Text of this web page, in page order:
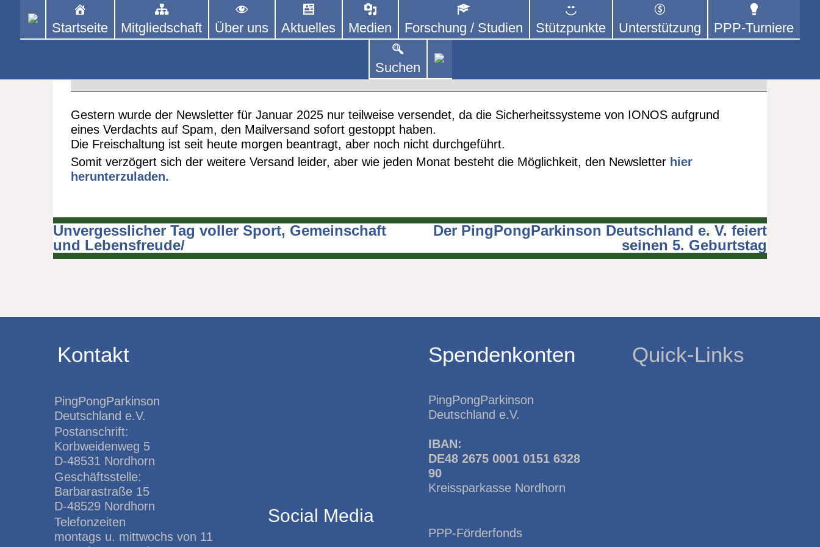
PINGPONGPARKINSON DEUTSCHLAND E. V.
ist der bundesweite Zusammenschluss von kooperierenden Vereinen und Einzelpersonen, der sich – mit dem Mittel
Tischtennis – überwiegend ehrenamtlich um Personen mit Parkinson und deren Angehörige kümmert.
Startseite Mitgliedschaft Über uns Aktuelles Medien Forschung / Studien Stützpunkte Unterstützung PPP-Turniere
Suchen
Der Versand des Newsletter für Januar 2025 verzögert sich
Gestern wurde der Newsletter für Januar 2025 nur teilweise versendet, da die Sicherheitssysteme von IONOS aufgrund
eines Verdachts auf Spam, den Mailversand sofort gestoppt haben.
Die Freischaltung ist seit heute morgen beantragt, aber noch nicht durchgeführt.
Somit verzögert sich der weitere Versand leider, aber wie jeden Monat besteht die Möglichkeit, den Newsletter hier
herunterzuladen.
Beitragsnavigation
Unvergesslicher Tag voller Sport, Gemeinschaft
und Lebensfreude/
Der PingPongParkinson Deutschland e. V. feiert
seinen 5. Geburtstag
Kontakt
PingPongParkinson
Deutschland e.V.
Postanschrift:
Korbweidenweg 5
D-48531 Nordhorn
Geschäftsstelle:
Barbarastraße 15
D-48529 Nordhorn
Telefonzeiten
montags u. mittwochs von 11
Social Media
Spendenkonten
PingPongParkinson
Deutschland e.V.
IBAN:
DE48 2675 0001 0151 6328
90
Kreissparkasse Nordhorn
PPP-Förderfonds
Quick-Links